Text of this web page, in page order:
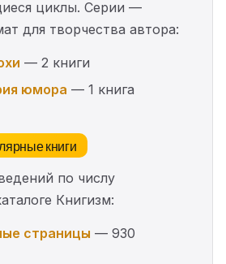
циклы. Серии —
для творчества автора:
— 2 книги
юмора — 1 книга
книги
по числу
Книгизм:
страницы — 930